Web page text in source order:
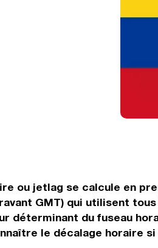
ou jetlag se calcule en
GMT) qui utilisent
déterminant du fuseau
le décalage horaire